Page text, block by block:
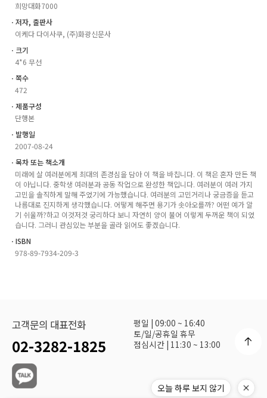
희망대화7000
ㆍ저자, 출판사
이케다 다이사쿠, (주)화광신문사
ㆍ크기
4*6 무선
ㆍ쪽수
472
ㆍ제품구성
단행본
ㆍ발행일
2007-08-24
ㆍ목차 또는 책소개
미래에 살 여러분에게 최대의 존경심을 담아 이 책을 바칩니다. 이 책은 혼자 만든 책
이 아닙니다. 중학생 여러분과 공동 작업으로 완성한 책입니다. 여러분이 여러 가지
고민을 솔직하게 말해 주었기에 가능했습니다. 여러분의 고민거리나 궁금증을 듣고
나름대로 진지하게 생각했습니다. 어떻게 해주면 용기가 솟아오를까? 어떤 예가 알
기 쉬울까?하고 이것저것 궁리하다 보니 자연히 양이 불어 이렇게 두꺼운 책이 되었
습니다. 그러니 관심있는 부분을 골라 읽어도 좋겠습니다.
ㆍISBN
978-89-7934-209-3
고객문의 대표전화
02-3282-1825
평일 | 09:00 ~ 16:40
토/일/공휴일 휴무
점심시간 | 11:30 ~ 13:00
오늘 하루 보지 않기